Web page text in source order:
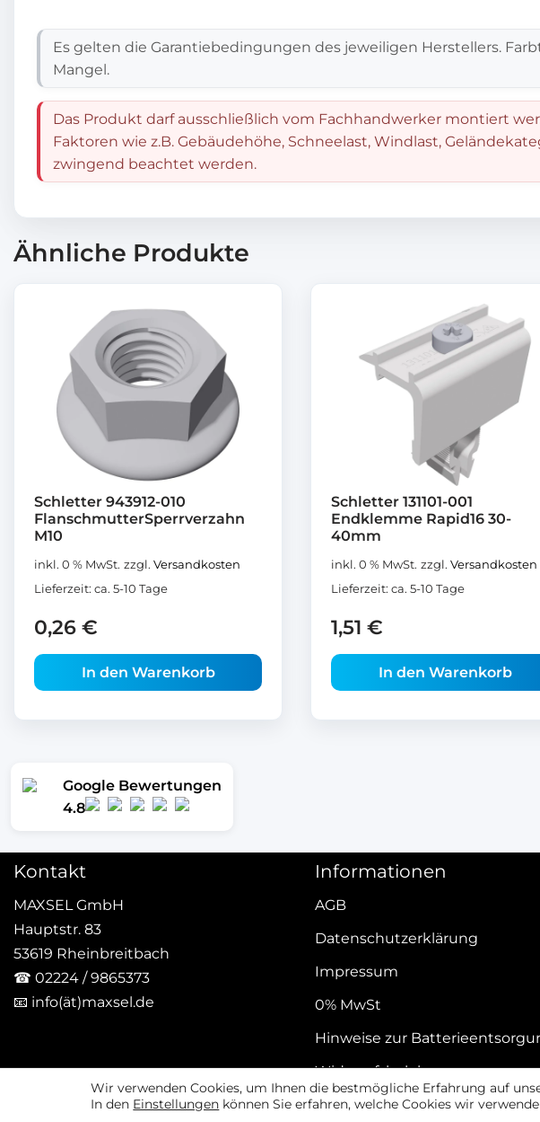
Google Bewertungen
4.8
Es gelten die Garantiebedingungen des jeweiligen Herstellers.
Mangel.
Das Produkt darf ausschließlich vom Fachhandwerker montiert
Faktoren wie z.B. Gebäudehöhe, Schneelast, Windlast,
zwingend beachtet werden.
Ähnliche Produkte
Schletter 943912-010
FlanschmutterSperrverzahn
M10
inkl. 0 % MwSt. zzgl. Versandkosten
Lieferzeit: ca. 5-10 Tage
0,26 €
In den Warenkorb
Schletter 131101-001
Endklemme Rapid16 30-
40mm
inkl. 0 % MwSt. zzgl. Versandkosten
Lieferzeit: ca. 5-10 Tage
1,51 €
In den Warenkorb
Kontakt
MAXSEL GmbH
Hauptstr. 83
53619 Rheinbreitbach
☎ 02224 / 9865373
📧 info(ät)maxsel.de
Informationen
AGB
Datenschutzerklärung
Impressum
0% MwSt
Hinweise zur
Widerrufsbelehrung
Vertrag widerrufen
Wir verwenden Cookies, um Ihnen die bestmögliche Erfahrung auf
In den Einstellungen können Sie erfahren, welche Cookies wir